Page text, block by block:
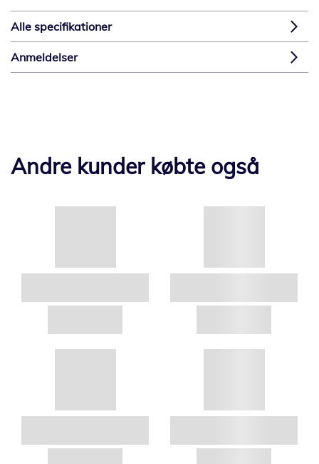
Alle specifikationer
Anmeldelser
Andre kunder købte også